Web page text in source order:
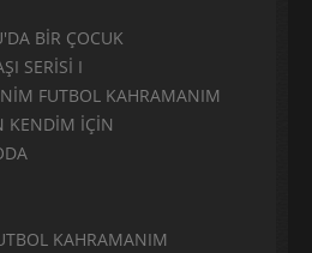
BİR ÇOCUK
SERİSİ I
FUTBOL KAHRAMANIM
KENDİM İÇİN
KAHRAMANIM